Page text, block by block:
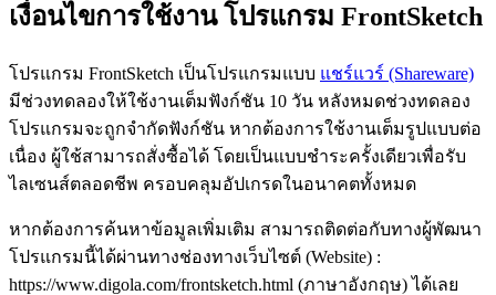
เงื่อนไขการใช้งาน โปรแกรม FrontSketch
โปรแกรม FrontSketch เป็นโปรแกรมแบบ แชร์แวร์ (Shareware)
มีช่วงทดลองให้ใช้งานเต็มฟังก์ชัน 10 วัน หลังหมดช่วงทดลอง
โปรแกรมจะถูกจำกัดฟังก์ชัน หากต้องการใช้งานเต็มรูปแบบต่อ
เนื่อง ผู้ใช้สามารถสั่งซื้อได้ โดยเป็นแบบชำระครั้งเดียวเพื่อรับ
ไลเซนส์ตลอดชีพ ครอบคลุมอัปเกรดในอนาคตทั้งหมด
หากต้องการค้นหาข้อมูลเพิ่มเติม สามารถติดต่อกับทางผู้พัฒนา
โปรแกรมนี้ได้ผ่านทางช่องทางเว็บไซต์ (Website) :
https://www.digola.com/frontsketch.html (ภาษาอังกฤษ) ได้เลย